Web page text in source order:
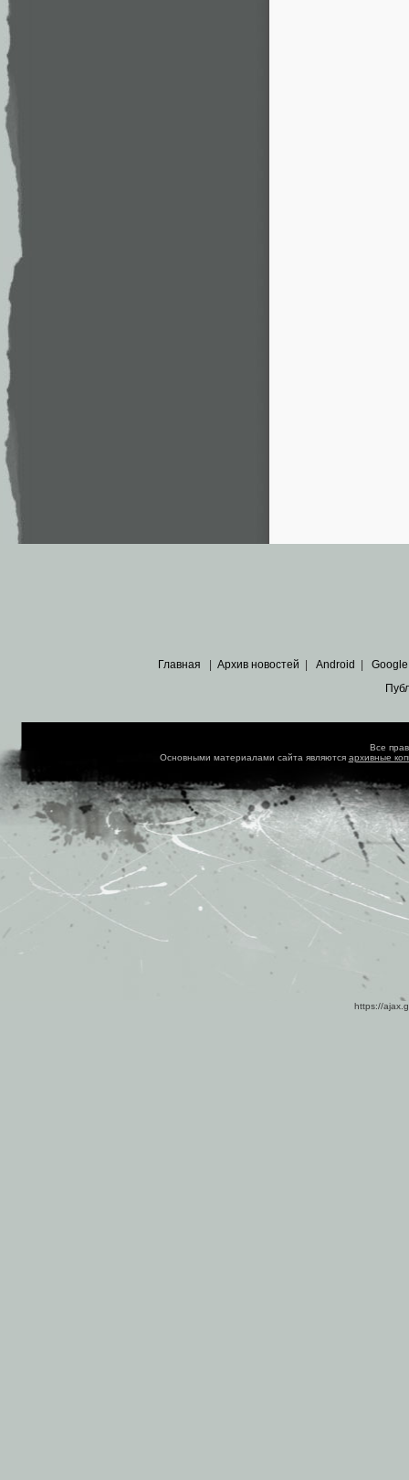
Главная Архив новостей Android Google
Все
Основными материалами сайта являются архивные
https://